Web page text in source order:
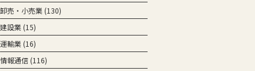
卸売・小売業 (130)
建設業 (15)
運輸業 (16)
情報通信 (116)